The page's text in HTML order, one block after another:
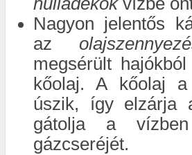
Nagyon jelentős
az
megsérült
kőolaj. A kőolaj
úszik, így elzárja
gátolja a
gázcseréjét.